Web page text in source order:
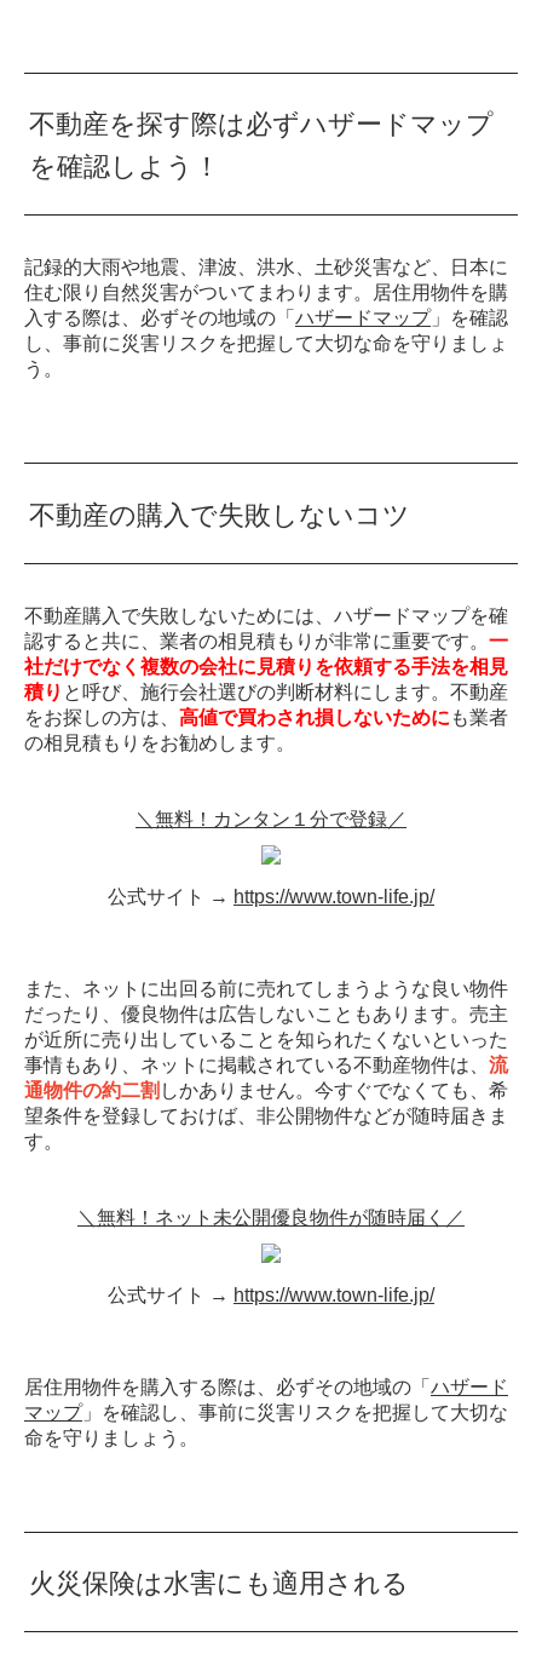
不動産を探す際は必ずハザードマップ
を確認しよう！
記録的大雨や地震、津波、洪水、土砂災害など、日本に
住む限り自然災害がついてまわります。居住用物件を購
入する際は、必ずその地域の「 ハザードマップ」を確認
し、事前に災害リスクを把握して大切な命を守りましょ
う。
不動産の購入で失敗しないコツ
不動産購入で失敗しないためには、ハザードマップを確
認すると共に、業者の相見積もりが非常に重要です。 一
社だけでなく複数の会社に見積りを依頼する手法を相見
積り と呼び、施行会社選びの判断材料にします。不動産
をお探しの方は、 高値で買わされ損しないために も業者
の相見積もりをお勧めします。
＼無料！カンタン１分で登録／
公式サイト → https://www.town-life.jp/
また、ネットに出回る前に売れてしまうような良い物件
だったり、優良物件は広告しないこともあります。売主
が近所に売り出していることを知られたくないといった
事情もあり、ネットに掲載されている不動産物件は、 流
通物件の約二割 しかありません。今すぐでなくても、希
望条件を登録しておけば、非公開物件などが随時届きま
す。
＼無料！ネット未公開優良物件が随時届く／
公式サイト → https://www.town-life.jp/
居住用物件を購入する際は、必ずその地域の「 ハザード
マップ」を確認し、事前に災害リスクを把握して大切な
命を守りましょう。
火災保険は水害にも適用される